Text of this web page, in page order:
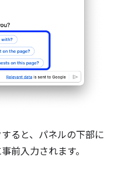
ると、パネルの下部に
前入力されます。